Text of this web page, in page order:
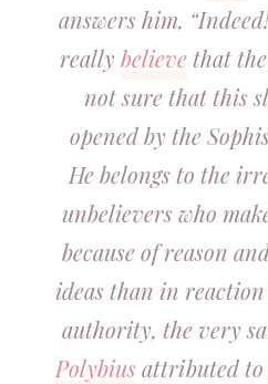
answers him,
really believethat
not sure that this
opened by the
He belongs to the
unbelievers who
because of reason
ideas than in
authority, the very
Polybiusattributed to